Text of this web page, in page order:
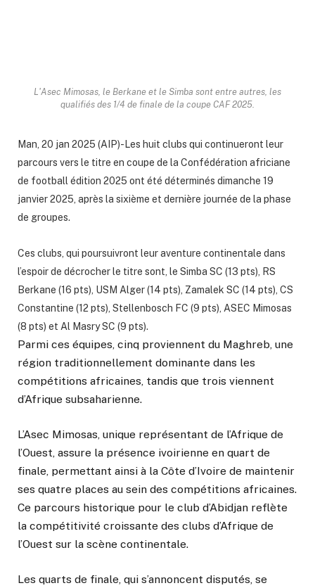
L'Asec Mimosas, le Berkane et le Simba sont entre autres, les
qualifiés des 1/4 de finale de la coupe CAF 2025.
Man, 20 jan 2025 (AIP)-Les huit clubs qui continueront leur
parcours vers le titre en coupe de la Confédération africiane
de football édition 2025 ont été déterminés dimanche 19
janvier 2025, après la sixième et dernière journée de la phase
de groupes.
Ces clubs, qui poursuivront leur aventure continentale dans
l’espoir de décrocher le titre sont, le Simba SC (13 pts), RS
Berkane (16 pts), USM Alger (14 pts), Zamalek SC (14 pts), CS
Constantine (12 pts), Stellenbosch FC (9 pts), ASEC Mimosas
(8 pts) et Al Masry SC (9 pts).
Parmi ces équipes, cinq proviennent du Maghreb, une
région traditionnellement dominante dans les
compétitions africaines, tandis que trois viennent
d’Afrique subsaharienne.
L’Asec Mimosas, unique représentant de l’Afrique de
l’Ouest, assure la présence ivoirienne en quart de
finale, permettant ainsi à la Côte d’Ivoire de maintenir
ses quatre places au sein des compétitions africaines.
Ce parcours historique pour le club d’Abidjan reflète
la compétitivité croissante des clubs d’Afrique de
l’Ouest sur la scène continentale.
Les quarts de finale, qui s’annoncent disputés, se